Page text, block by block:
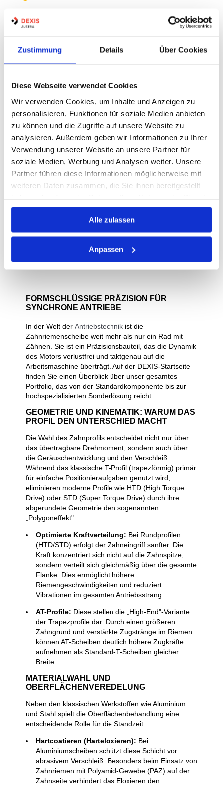
Zustimmung Details Über Cookies
Diese Webseite verwendet Cookies
Wir verwenden Cookies, um Inhalte und Anzeigen zu
personalisieren, Funktionen für soziale Medien anbieten
zu können und die Zugriffe auf unsere Website zu
analysieren. Außerdem geben wir Informationen zu Ihrer
Verwendung unserer Website an unsere Partner für
soziale Medien, Werbung und Analysen weiter. Unsere
Partner führen diese Informationen möglicherweise mit
weiteren Daten zusammen, die Sie ihnen bereitgestellt
gesammelt haben.
Alle zulassen
Anpassen
Artikel Nr.:
0709319
Bordscheiben Ø:
d: 12
De: 54,65
51 Varianten
1
FORMSCHLÜSSIGE PRÄZISION FÜR
SYNCHRONE ANTRIEBE
In der Welt der Antriebstechnik ist die
Zahnriemenscheibe weit mehr als nur ein Rad mit
Zähnen. Sie ist ein Präzisionsbauteil, das die Dynamik
des Motors verlustfrei und taktgenau auf die
Arbeitsmaschine überträgt. Auf der DEXIS-Startseite
finden Sie einen Überblick über unser gesamtes
Portfolio, das von der Standardkomponente bis zur
hochspezialisierten Sonderlösung reicht.
GEOMETRIE UND KINEMATIK: WARUM DAS
PROFIL DEN UNTERSCHIED MACHT
Die Wahl des Zahnprofils entscheidet nicht nur über
das übertragbare Drehmoment, sondern auch über
die Geräuschentwicklung und den Verschleiß.
Während das klassische T-Profil (trapezförmig) primär
für einfache Positionieraufgaben genutzt wird,
eliminieren moderne Profile wie HTD (High Torque
Drive) oder STD (Super Torque Drive) durch ihre
abgerundete Geometrie den sogenannten
„Polygoneffekt".
Optimierte Kraftverteilung: Bei Rundprofilen
(HTD/STD) erfolgt der Zahneingriff sanfter. Die
Kraft konzentriert sich nicht auf die Zahnspitze,
sondern verteilt sich gleichmäßig über die gesamte
Flanke. Dies ermöglicht höhere
Riemengeschwindigkeiten und reduziert
Vibrationen im gesamten Antriebsstrang.
AT-Profile: Diese stellen die „High-End"-Variante
der Trapezprofile dar. Durch einen größeren
Zahngrund und verstärkte Zugstränge im Riemen
können AT-Scheiben deutlich höhere Zugkräfte
aufnehmen als Standard-T-Scheiben gleicher
Breite.
MATERIALWAHL UND
OBERFLÄCHENVEREDELUNG
Neben den klassischen Werkstoffen wie Aluminium
und Stahl spielt die Oberflächenbehandlung eine
entscheidende Rolle für die Standzeit:
Hartcoatieren (Harteloxieren): Bei
Aluminiumscheiben schützt diese Schicht vor
abrasivem Verschleiß. Besonders beim Einsatz von
Zahnriemen mit Polyamid-Gewebe (PAZ) auf der
Zahnseite verhindert das Eloxieren den